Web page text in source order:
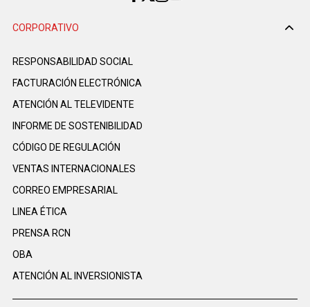
CORPORATIVO
RESPONSABILIDAD SOCIAL
FACTURACIÓN ELECTRÓNICA
ATENCIÓN AL TELEVIDENTE
INFORME DE SOSTENIBILIDAD
CÓDIGO DE REGULACIÓN
VENTAS INTERNACIONALES
CORREO EMPRESARIAL
LINEA ÉTICA
PRENSA RCN
OBA
ATENCIÓN AL INVERSIONISTA